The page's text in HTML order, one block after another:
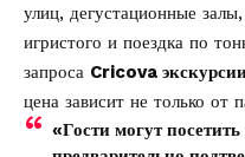
улиц, дегустационные
игристого и поездка по
запроса Cricova
цена зависит не только от
«Гости могут